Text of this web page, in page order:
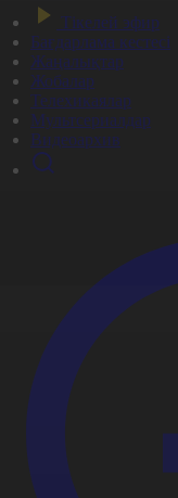
Тікелей эфир
Бағдарлама кестесі
Жаңалықтар
Жобалар
Телехикаялар
Мультсериалдар
Видеоархив